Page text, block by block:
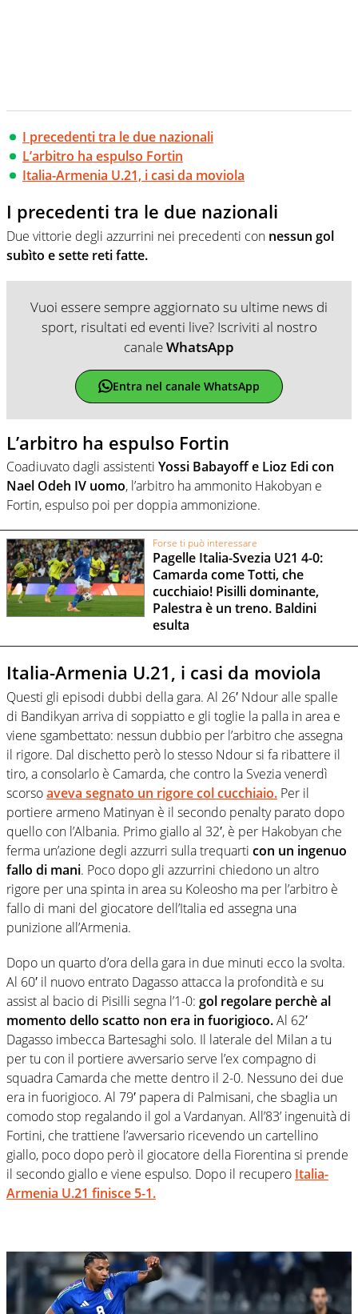
I precedenti tra le due nazionali
L’arbitro ha espulso Fortin
Italia-Armenia U.21, i casi da moviola
I precedenti tra le due nazionali
Due vittorie degli azzurrini nei precedenti con nessun gol
subìto e sette reti fatte.
Vuoi essere sempre aggiornato su ultime news di
sport, risultati ed eventi live? Iscriviti al nostro
canaleWhatsApp
Entra nel canale WhatsApp
L’arbitro ha espulso Fortin
Coadiuvato dagli assistenti Yossi Babayoff e Lioz Edi con
Nael Odeh IV uomo, l’arbitro ha ammonito Hakobyan e
Fortin, espulso poi per doppia ammonizione.
Forse ti può interessare
Pagelle Italia-Svezia U21 4-0:
Camarda come Totti, che
cucchiaio! Pisilli dominante,
Palestra è un treno. Baldini
esulta
Italia-Armenia U.21, i casi da moviola
Questi gli episodi dubbi della gara. Al 26′ Ndour alle spalle
di Bandikyan arriva di soppiatto e gli toglie la palla in area e
viene sgambettato: nessun dubbio per l’arbitro che assegna
il rigore. Dal dischetto però lo stesso Ndour si fa ribattere il
tiro, a consolarlo è Camarda, che contro la Svezia venerdì
scorsoaveva segnato un rigore col cucchiaio. Per il
portiere armeno Matinyan è il secondo penalty parato dopo
quello con l’Albania. Primo giallo al 32′, è per Hakobyan che
ferma un’azione degli azzurri sulla trequarti con un ingenuo
fallo di mani. Poco dopo gli azzurrini chiedono un altro
rigore per una spinta in area su Koleosho ma per l’arbitro è
fallo di mani del giocatore dell’Italia ed assegna una
punizione all’Armenia.
Dopo un quarto d’ora della gara in due minuti ecco la svolta.
Al 60′ il nuovo entrato Dagasso attacca la profondità e su
assist al bacio di Pisilli segna l’1-0: gol regolare perchè al
momento dello scatto non era in fuorigioco.Al 62′
Dagasso imbecca Bartesaghi solo. Il laterale del Milan a tu
per tu con il portiere avversario serve l’ex compagno di
squadra Camarda che mette dentro il 2-0. Nessuno dei due
era in fuorigioco. Al 79′ papera di Palmisani, che sbaglia un
comodo stop regalando il gol a Vardanyan. All’83’ ingenuità di
Fortini, che trattiene l’avversario ricevendo un cartellino
giallo, poco dopo però il giocatore della Fiorentina si prende
il secondo giallo e viene espulso. Dopo il recupero Italia-
Armenia U.21 finisce 5-1.